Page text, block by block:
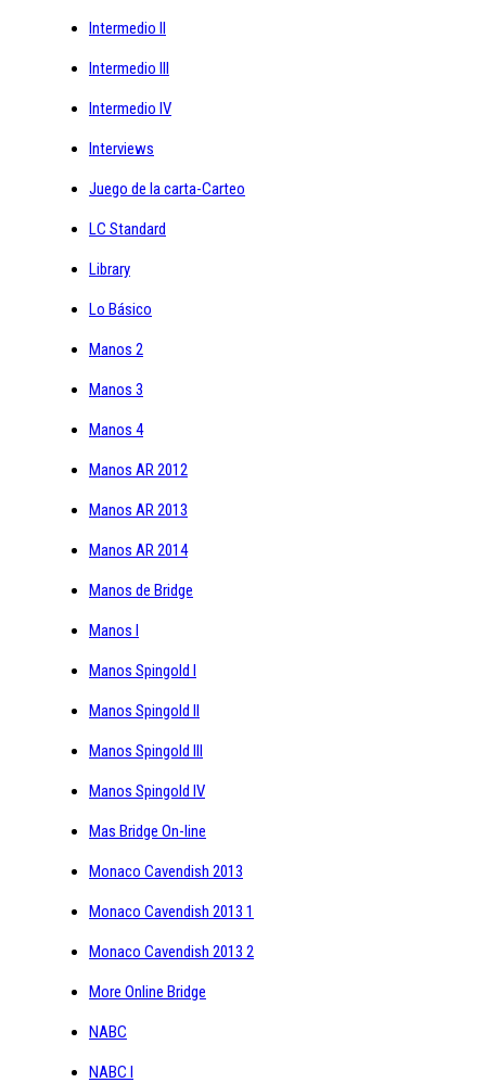
Intermedio II
Intermedio III
Intermedio IV
Interviews
Juego de la carta-Carteo
LC Standard
Library
Lo Básico
Manos 2
Manos 3
Manos 4
Manos AR 2012
Manos AR 2013
Manos AR 2014
Manos de Bridge
Manos I
Manos Spingold I
Manos Spingold II
Manos Spingold III
Manos Spingold IV
Mas Bridge On-line
Monaco Cavendish 2013
Monaco Cavendish 2013 1
Monaco Cavendish 2013 2
More Online Bridge
NABC
NABC I